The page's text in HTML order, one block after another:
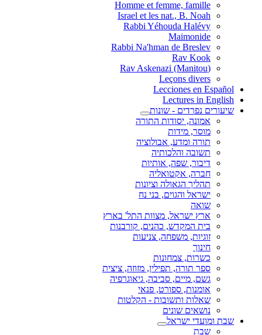
Homme et femme, famille
Israel et les nat., B. Noah
Rabbi Yéhouda Halévy
Maimonide
Rabbi Na'hman de Breslev
Rav Kook
(Rav Askenazi (Manitou
Leçons divers
Lecciones en Español
Lectures in English
שיעורים נפרדים - שונות
אמונה, יסודות התורה
מוסר, מידות
תורה ומדע, אבולוציה
תשובה והלכותיה
דיבור, שפה, אותיות
חברה, אקטואליה
תהליך הגאולה וציונות
ישראל והגוים, בני נח
שואה
ארץ ישראל, מצוות התל' בארץ
בית המקדש, כהנים, קורבנות
זוגיות, משפחה, צניעות
חינוך
כשרות, צמחונות
ספר תורה, תפילין, מזוזה, ציצית
גשם, מיים, סביבה, גיאוגרפיה
אומנות, ספורט, פנאי
שאלות ותשובות - הקלטות
נושאים שונים
שבת ומועדי ישראל
שבת